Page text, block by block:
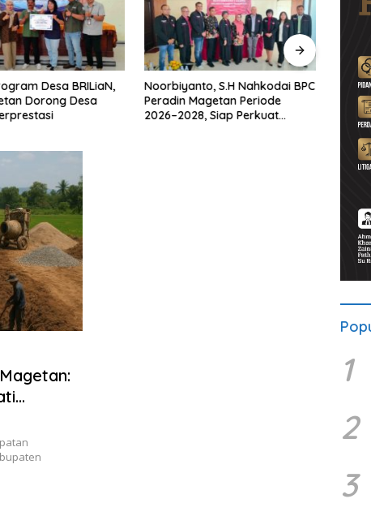
Desa BRILiaN,
Dorong Desa
Noorbiyanto, S.H Nahkodai BPC
Peradin Magetan Periode
2026–2028, Siap Perkuat
di
1
2
3